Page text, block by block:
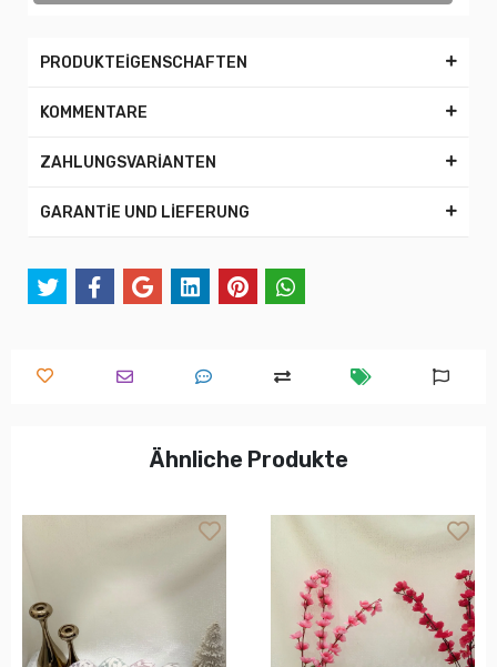
PRODUKTEİGENSCHAFTEN
KOMMENTARE
ZAHLUNGSVARİANTEN
GARANTİE UND LİEFERUNG
Ähnliche Produkte